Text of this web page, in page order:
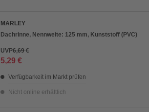
MARLEY
Dachrinne, Nennweite: 125 mm, Kunststoff (PVC)
UVP6,69 €
5,29 €
Verfügbarkeit im Markt prüfen
Nicht online erhältlich